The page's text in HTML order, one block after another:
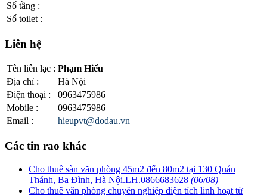
Số tầng :
Số toilet :
Liên hệ
Tên liên lạc : Phạm Hiếu
Địa chỉ :
Hà Nội
Điện thoại :
0963475986
Mobile :
0963475986
Email : hieupvt@dodau.vn
Các tin rao khác
Cho thuê sàn văn phòng 45m2 đến 80m2 tại 130 Quán
Thánh, Ba Đình, Hà Nội.LH.0866683628 (06/08)
Cho thuê văn phòng chuyên nghiệp diện tích linh hoạt từ